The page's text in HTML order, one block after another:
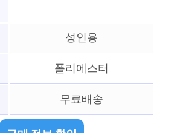
성인용
폴리에스터
무료배송